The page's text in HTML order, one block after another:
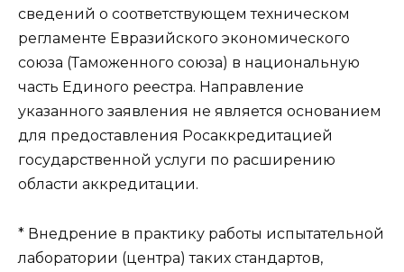
сведений о соответствующем техническом
регламенте Евразийского экономического
союза (Таможенного союза) в национальную
часть Единого реестра. Направление
указанного заявления не является основанием
для предоставления Росаккредитацией
государственной услуги по расширению
области аккредитации.
* Внедрение в практику работы испытательной
лаборатории (центра) таких стандартов,